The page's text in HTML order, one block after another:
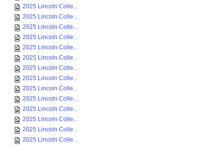
2025 Lincoln Colle...
2025 Lincoln Colle...
2025 Lincoln Colle...
2025 Lincoln Colle...
2025 Lincoln Colle...
2025 Lincoln Colle...
2025 Lincoln Colle...
2025 Lincoln Colle...
2025 Lincoln Colle...
2025 Lincoln Colle...
2025 Lincoln Colle...
2025 Lincoln Colle...
2025 Lincoln Colle...
2025 Lincoln Colle...